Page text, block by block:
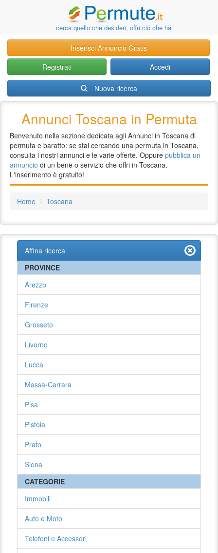
cerca quello che desideri, offri ciò che hai
Inserisci Annuncio Gratis
Registrati
Accedi
Nuova ricerca
Annunci Toscana in Permuta
Benvenuto nella sezione dedicata agli Annunci in Toscana di
permuta e baratto: se stai cercando una permuta in Toscana,
consulta i nostri annunci e le varie offerte. Oppure pubblica un
annuncio di un bene o servizio che offri in Toscana.
L'inserimento è gratuito!
Home Toscana
Affina ricerca
PROVINCE
Arezzo
Firenze
Grosseto
Livorno
Lucca
Massa-Carrara
Pisa
Pistoia
Prato
Siena
CATEGORIE
Immobili
Auto e Moto
Telefoni e Accessori